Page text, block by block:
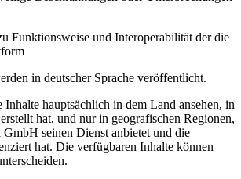
Funktionsweise und Interoperabilität der die
in deutscher Sprache veröffentlicht.
hauptsächlich in dem Land ansehen, in
hat, und nur in geografischen Regionen,
seinen Dienst anbietet und die
hat. Die verfügbaren Inhalte können